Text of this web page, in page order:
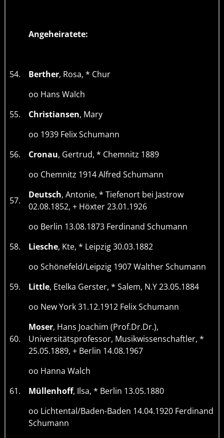
Angeheiratete:
54. Berther, Rosa, * Chur
oo Hans Walch
55.
Christiansen, Mary
oo 1939 Felix Schumann
56.
Cronau, Gertrud, * Chemnitz 1889
oo Chemnitz 1914 Alfred Schumann
57.
Deutsch, Antonie, * Tiefenort bei Jastrow
02.08.1852, + Höxter 23.01.1926
oo Berlin 13.08.1873 Ferdinand Schumann
58.
Liesche, Kte, * Leipzig 30.03.1882
oo Schönefeld/Leipzig 1907 Walther Schumann
59.
Little, Etelka Gerster, * Salem, N.Y 23.05.1884
oo New York 31.12.1912 Felix Schumann
60.
Moser, Hans Joachim (Prof.Dr.Dr.),
Universitätsprofessor, Musikwissenschaftler, *
25.05.1889, + Berlin 14.08.1967
oo Hanna Walch
61.
Müllenhoff, Ilsa, * Berlin 13.05.1880
oo Lichtental/Baden-Baden 14.04.1920 Ferdinand
Schumann